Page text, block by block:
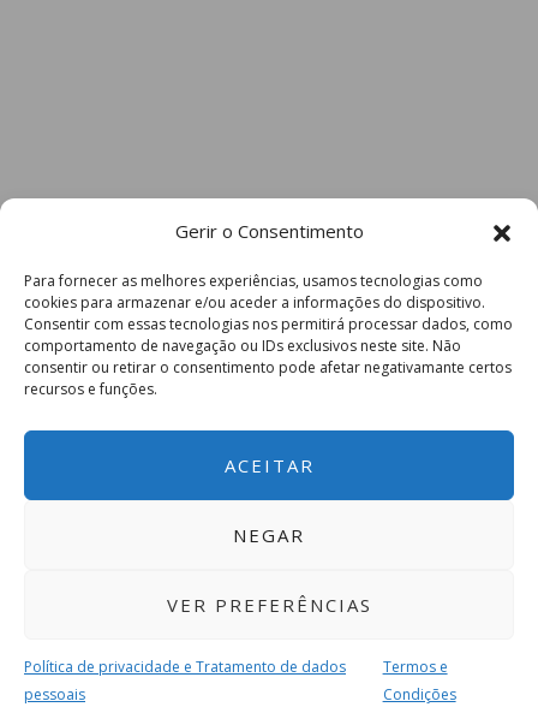
Gerir o Consentimento
Para fornecer as melhores experiências, usamos tecnologias como
cookies para armazenar e/ou aceder a informações do dispositivo.
Consentir com essas tecnologias nos permitirá processar dados, como
comportamento de navegação ou IDs exclusivos neste site. Não
consentir ou retirar o consentimento pode afetar negativamante certos
recursos e funções.
ACEITAR
NEGAR
VER PREFERÊNCIAS
Política de privacidade e Tratamento de dados
pessoais
Termos e
Condições